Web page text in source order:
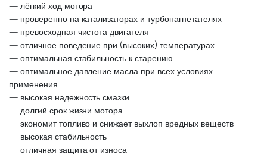
— лёгкий ход мотора
— проверенно на катализаторах и турбонагнетателях
— превосходная чистота двигателя
— отличное поведение при (высоких) температурах
— оптимальная стабильность к старению
— оптимальное давление масла при всех условиях
применения
— высокая надежность смазки
— долгий срок жизни мотора
— экономит топливо и снижает выхлоп вредных веществ
— высокая стабильность
— отличная защита от износа